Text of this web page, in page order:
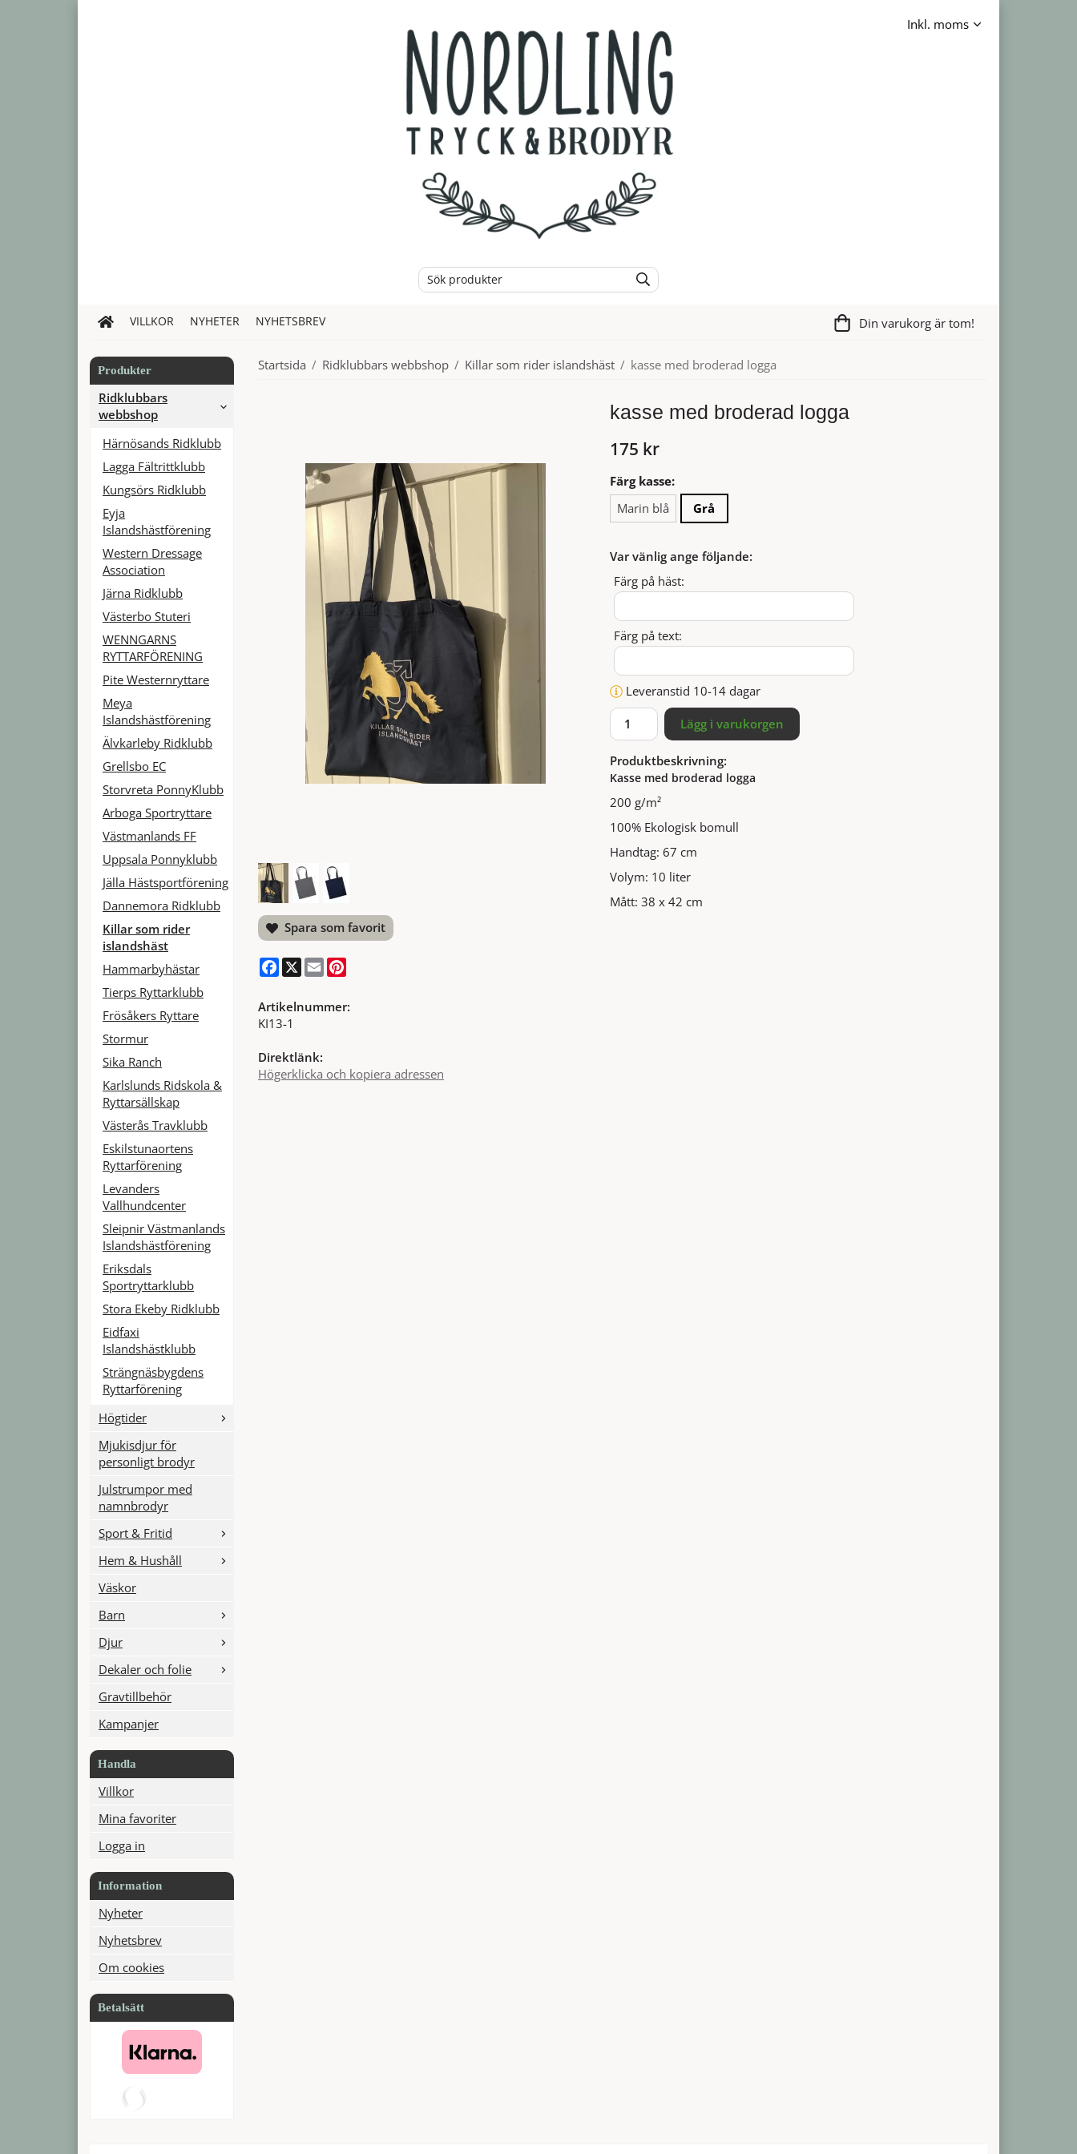
VILLKOR NYHETER NYHETSBREV Din varukorg är tom!
Produkter
Ridklubbars
webbshop
Härnösands Ridklubb
Lagga Fältrittklubb
Kungsörs Ridklubb
Eyja
Islandshästförening
Western Dressage
Association
Järna Ridklubb
Västerbo Stuteri
WENNGARNS
RYTTARFÖRENING
Pite Westernryttare
Meya
Islandshästförening
Älvkarleby Ridklubb
Grellsbo EC
Storvreta PonnyKlubb
Arboga Sportryttare
Västmanlands FF
Uppsala Ponnyklubb
Jälla Hästsportförening
Dannemora Ridklubb
Killar som rider
islandshäst
Hammarbyhästar
Tierps Ryttarklubb
Frösåkers Ryttare
Stormur
Sika Ranch
Karlslunds Ridskola &
Ryttarsällskap
Västerås Travklubb
Eskilstunaortens
Ryttarförening
Levanders
Vallhundcenter
Sleipnir Västmanlands
Islandshästförening
Eriksdals
Sportryttarklubb
Stora Ekeby Ridklubb
Eidfaxi
Islandshästklubb
Strängnäsbygdens
Ryttarförening
Högtider
Mjukisdjur för
personligt brodyr
Julstrumpor med
namnbrodyr
Sport & Fritid
Hem & Hushåll
Väskor
Barn
Djur
Dekaler och folie
Gravtillbehör
Kampanjer
Handla
Villkor
Mina favoriter
Logga in
Information
Nyheter
Nyhetsbrev
Om cookies
Betalsätt
Startsida / Ridklubbars webbshop / Killar som rider islandshäst / kasse med broderad logga
kasse med broderad logga
175 kr
Färg kasse:
Marin blå
Grå
Var vänlig ange följande:
Färg på häst:
Färg på text:
Leveranstid 10-14 dagar
Lägg i varukorgen
Produktbeskrivning:
Kasse med broderad logga
200 g/m²
100% Ekologisk bomull
Handtag: 67 cm
Volym: 10 liter
Mått: 38 x 42 cm
Spara som favorit
Facebook
X Email
Artikelnummer:
KI13-1
Direktlänk:
Högerklicka och kopiera adressen